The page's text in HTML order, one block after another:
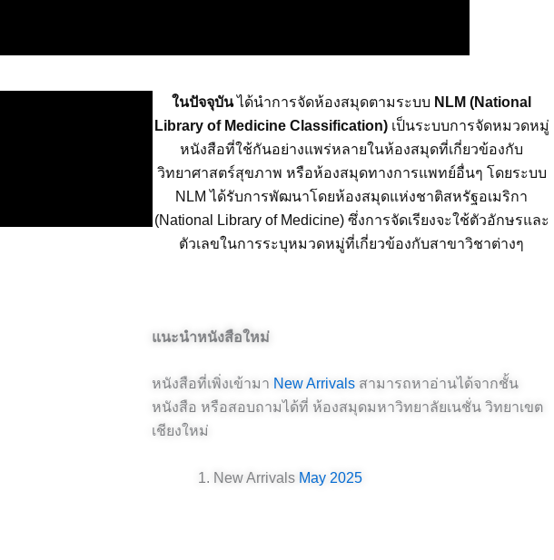
ในปัจจุบันได้นำการจัดห้องสมุดตามระบบ NLM (National
Library of Medicine Classification)เป็นระบบการจัดหมวดหมู่
หนังสือที่ใช้กันอย่างแพร่หลายในห้องสมุดที่เกี่ยวข้องกับ
วิทยาศาสตร์สุขภาพ หรือห้องสมุดทางการแพทย์อื่นๆ โดยระบบ
NLM ได้รับการพัฒนาโดยห้องสมุดแห่งชาติสหรัฐอเมริกา
(National Library of Medicine) ซึ่งการจัดเรียงจะใช้ตัวอักษรและ
ตัวเลขในการระบุหมวดหมู่ที่เกี่ยวข้องกับสาขาวิชาต่างๆ
แนะนำหนังสือใหม่
หนังสือที่เพิ่งเข้ามา New Arrivals สามารถหาอ่านได้จากชั้น
หนังสือ หรือสอบถามได้ที่ ห้องสมุดมหาวิทยาลัยเนชั่น วิทยาเขต
เชียงใหม่
New Arrivals May 2025